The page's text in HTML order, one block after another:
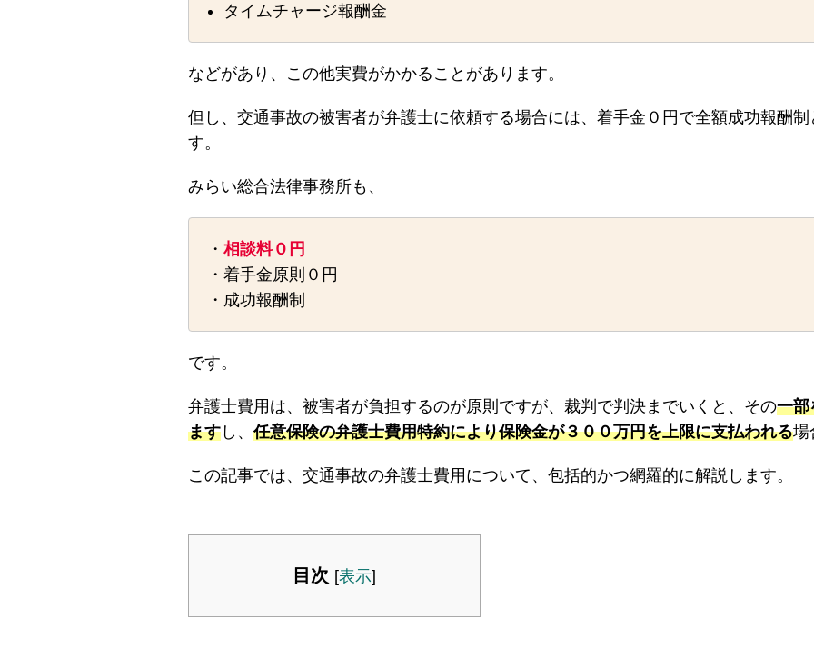
タイムチャージ報酬金
などがあり、この他実費がかかることがあります。
但し、交通事故の被害者が弁護士に依頼する場合には、着手金０円で全額成功報酬
す。
みらい総合法律事務所も、
・ 相談料０円
・着手金原則０円
・成功報酬制
です。
弁護士費用は、被害者が負担するのが原則ですが、裁判で判決までいくと、その一部
ます し、任意保険の弁護士費用特約により保険金が３００万円を上限に支払われる場
この記事では、交通事故の弁護士費用について、包括的かつ網羅的に解説します。
目次 [表示]